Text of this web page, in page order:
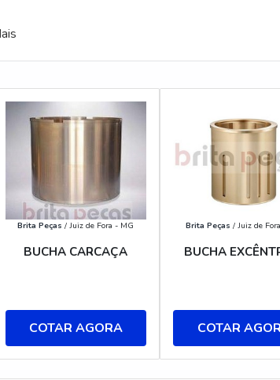
Brita Peças / Juiz de Fora - MG
BUCHA CARCAÇA
COTAR AGORA
Brita Peças / Juiz de
BUCHA
COTAR